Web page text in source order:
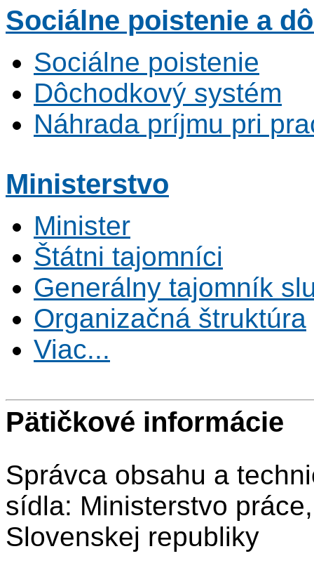
Sociálne poistenie a
Sociálne poistenie
Dôchodkový systém
Náhrada príjmu pri
Ministerstvo
Minister
Štátni tajomníci
Generálny tajomník
Organizačná štruktúra
Viac...
Pätičkové informácie
Správca obsahu a
sídla: Ministerstvo
Slovenskej republiky